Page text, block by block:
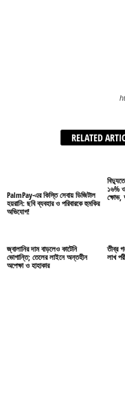
RELATED
PalmPay-এর কিস্তি সেবায় ডিজিটাল
হয়রানি: ছবি ব্যবহার ও পরিবারকে হুমকির
অভিযোগ!
১৬%
ক্ষোভ,
জ্বালানির দাম বাড়লেও কাটেনি
ভোগান্তি; তেলের লাইনে অন্তহীন
অপেক্ষা ও হাহাকার
তীব্র
লাখ